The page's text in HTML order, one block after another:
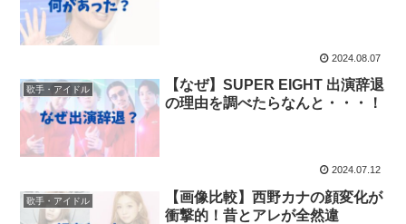
2024.08.07
歌手・アイドル
【なぜ】SUPER EIGHT 出演辞退
の理由を調べたらなんと・・・！
2024.07.12
歌手・アイドル
【画像比較】西野カナの顔変化が
衝撃的！昔とアレが全然違